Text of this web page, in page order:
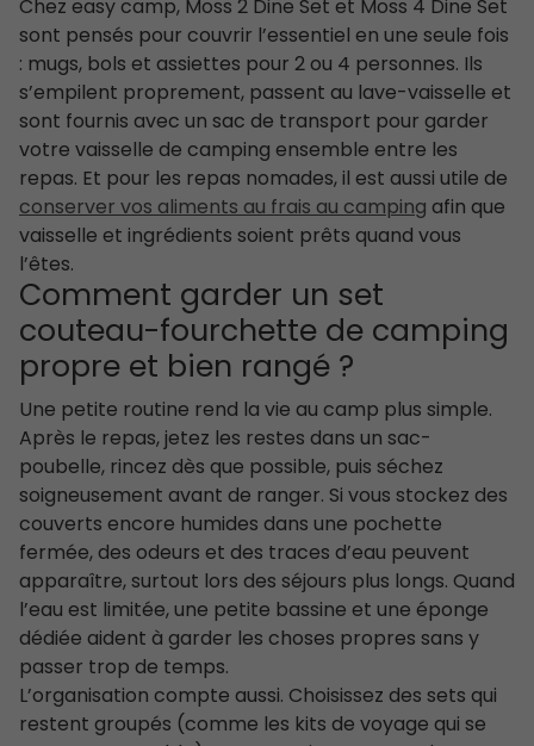
Chez easy camp, Moss 2 Dine Set et Moss 4 Dine Set
sont pensés pour couvrir l’essentiel en une seule fois
: mugs, bols et assiettes pour 2 ou 4 personnes. Ils
s’empilent proprement, passent au lave-vaisselle et
sont fournis avec un sac de transport pour garder
votre vaisselle de camping ensemble entre les
repas. Et pour les repas nomades, il est aussi utile de
conserver vos aliments au frais au campingafin que
vaisselle et ingrédients soient prêts quand vous
l’êtes.
Comment garder un set
couteau-fourchette de camping
propre et bien rangé ?
Une petite routine rend la vie au camp plus simple.
Après le repas, jetez les restes dans un sac-
poubelle, rincez dès que possible, puis séchez
soigneusement avant de ranger. Si vous stockez des
couverts encore humides dans une pochette
fermée, des odeurs et des traces d’eau peuvent
apparaître, surtout lors des séjours plus longs. Quand
l’eau est limitée, une petite bassine et une éponge
dédiée aident à garder les choses propres sans y
passer trop de temps.
L’organisation compte aussi. Choisissez des sets qui
restent groupés (comme les kits de voyage qui se